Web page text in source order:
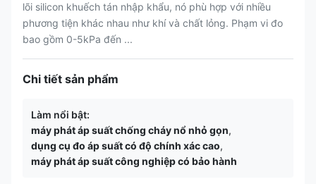
lõi silicon khuếch tán nhập khẩu, nó phù hợp với nhiều
phương tiện khác nhau như khí và chất lỏng. Phạm vi đo
bao gồm 0-5kPa đến ...
Chi tiết sản phẩm
Làm nổi bật:
máy phát áp suất chống cháy nổ nhỏ gọn,
dụng cụ đo áp suất có độ chính xác cao,
máy phát áp suất công nghiệp có bảo hành